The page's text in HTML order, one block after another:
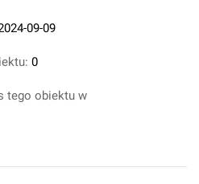
09-09
0
tego obiektu w